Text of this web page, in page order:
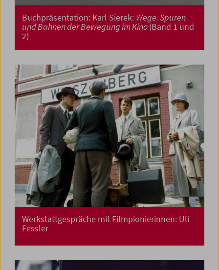
Buchpräsentation: Karl Sierek: Wege. Spuren
und Bahnen der Bewegung im Kino(Band 1 und
2)
Werkstattgespräche mit Filmpionierinnen: Uli
Fessler